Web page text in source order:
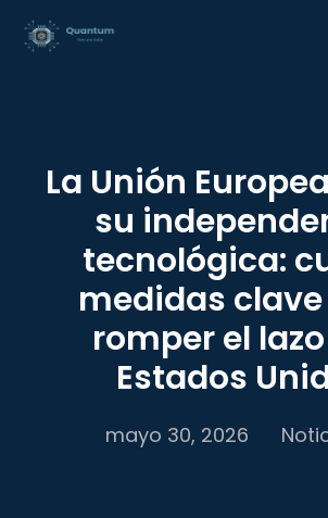
contenido
La Unión
su
tecnológica:
medidas
romper el
Estados
mayo 30, 2026